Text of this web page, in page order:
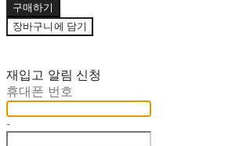
구매하기
장바구니에 담기
재입고 알림 신청
휴대폰 번호
-